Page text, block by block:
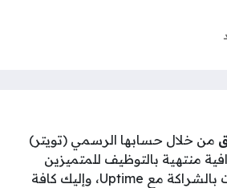
من خلال حسابها الرسمي (تويتر)
منتهية بالتوظيف للمتميزين
بمجال مراكز البيانات بالشراكة مع Uptime، وإليك كافة